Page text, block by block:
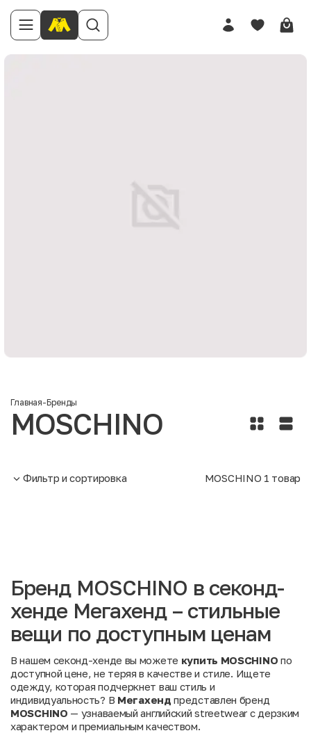
Главная-Бренды
MOSCHINO
Фильтр и сортировка MOSCHINO 1 товар
Бренд MOSCHINO в секонд-
хенде Мегахенд – стильные
вещи по доступным ценам
В нашем секонд-хенде вы можете купить MOSCHINO по
доступной цене, не теряя в качестве и стиле. Ищете
одежду, которая подчеркнет ваш стиль и
индивидуальность? В Мегахенд представлен бренд
MOSCHINO — узнаваемый английский streetwear с дерзким
характером и премиальным качеством.